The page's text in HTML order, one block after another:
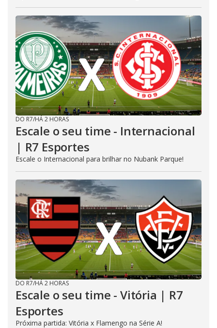
DO R7/HÁ 2 HORAS
Escale o seu time - Internacional
| R7 Esportes
Escale o Internacional para brilhar no Nubank Parque!
DO R7/HÁ 2 HORAS
Escale o seu time - Vitória | R7
Esportes
Próxima partida: Vitória x Flamengo na Série A!